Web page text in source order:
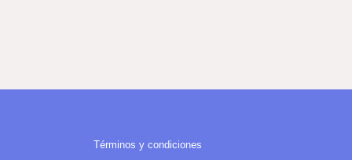
Términos y condiciones